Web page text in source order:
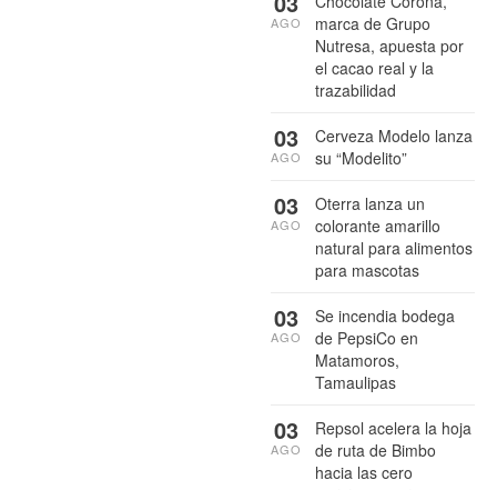
marca de Grupo
Nutresa, apuesta por
el cacao real y la
trazabilidad
AGO
Cerveza Modelo lanza
su “Modelito”
03
AGO
Oterra lanza un
colorante amarillo
natural para alimentos
para mascotas
03
AGO
Se incendia bodega
de PepsiCo en
Matamoros,
Tamaulipas
03
AGO
Repsol acelera la hoja
de ruta de Bimbo
hacia las cero
03
AGO